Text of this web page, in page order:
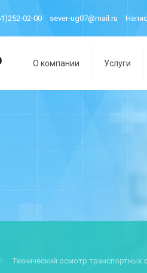
02-00 sever-ug07@mail.ru
О компании Услуги
Технический осмотр транспортных